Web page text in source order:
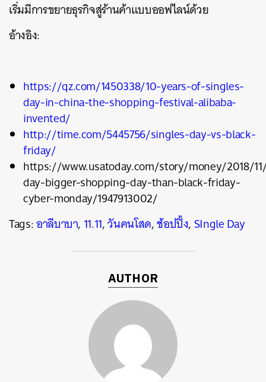
เริ่มมีการขยายธุรกิจสู่ร้านค้าแบบออฟไลน์ด้วย
อ้างอิง:
https://qz.com/1450338/10-years-of-singles-
day-in-china-the-shopping-festival-alibaba-
invented/
http://time.com/5445756/singles-day-vs-black-
friday/
https://www.usatoday.com/story/money/2018/
day-bigger-shopping-day-than-black-friday-
cyber-monday/1947913002/
Tags:อาลีบาบา,11.11,วันคนโสด,ช้อปปิ้ง,SIngle Day
AUTHOR